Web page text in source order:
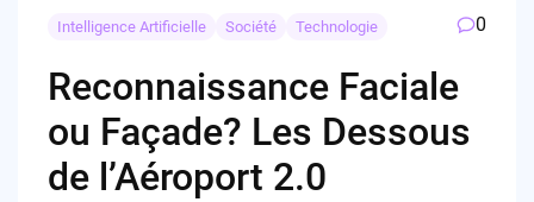
Intelligence Artificielle Société Technologie 0
Reconnaissance Faciale
ou Façade? Les Dessous
de l’Aéroport 2.0